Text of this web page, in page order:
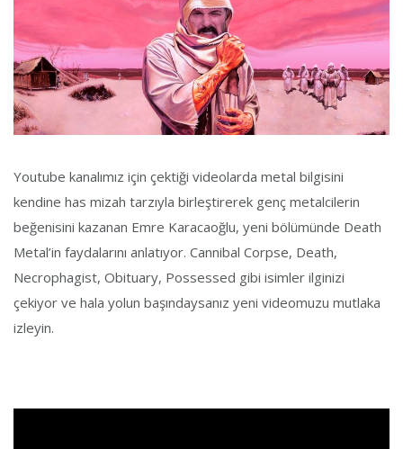
Youtube kanalımız için çektiği videolarda metal bilgisini
kendine has mizah tarzıyla birleştirerek genç metalcilerin
beğenisini kazanan Emre Karacaoğlu, yeni bölümünde Death
Metal’in faydalarını anlatıyor. Cannibal Corpse, Death,
Necrophagist, Obituary, Possessed gibi isimler ilginizi
çekiyor ve hala yolun başındaysanız yeni videomuzu mutlaka
izleyin.